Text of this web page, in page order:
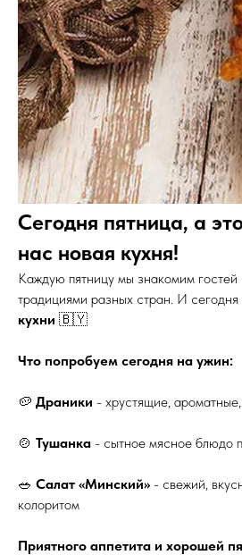
Сегодня пятница, а
нас новая кухня!
Каждую пятницу мы знакомим
традициями разных стран. И
кухни 🇧🇾
Что попробуем сегодня на ужин:
🥔 Драники - хрустящие,
🍲 Тушанка - сытное мясное блюдо
🥗 Салат «Минский» - свежий,
колоритом
Приятного аппетита и хорошей